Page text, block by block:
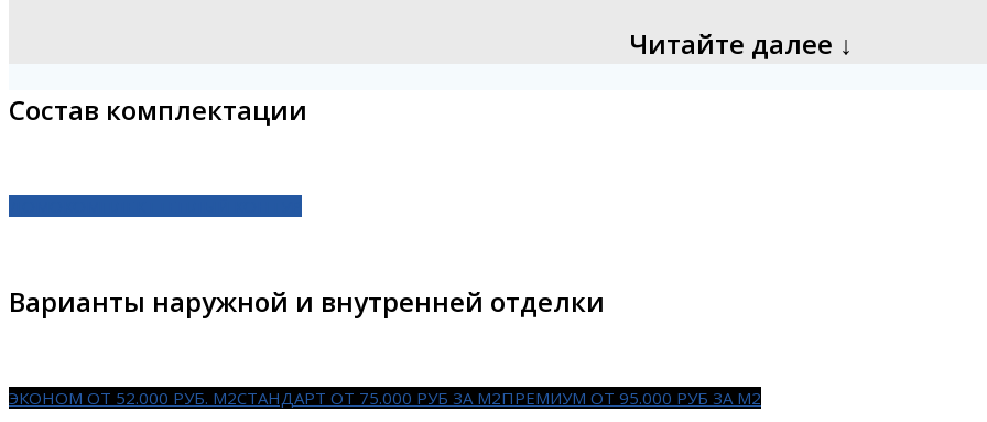
Читайте далее ↓
Состав комплектации
Варианты наружной и внутренней отделки
ЭКОНОМ ОТ 52.000 РУБ. М2СТАНДАРТ ОТ 75.000 РУБ ЗА М2ПРЕМИУМ ОТ 95.000 РУБ ЗА М2